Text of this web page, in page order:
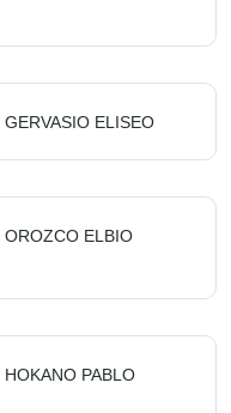
GERVASIO ELISEO
OROZCO ELBIO
HOKANO PABLO